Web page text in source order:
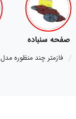
آچار ها
فازمتر چند منظوره مدل SP-9804